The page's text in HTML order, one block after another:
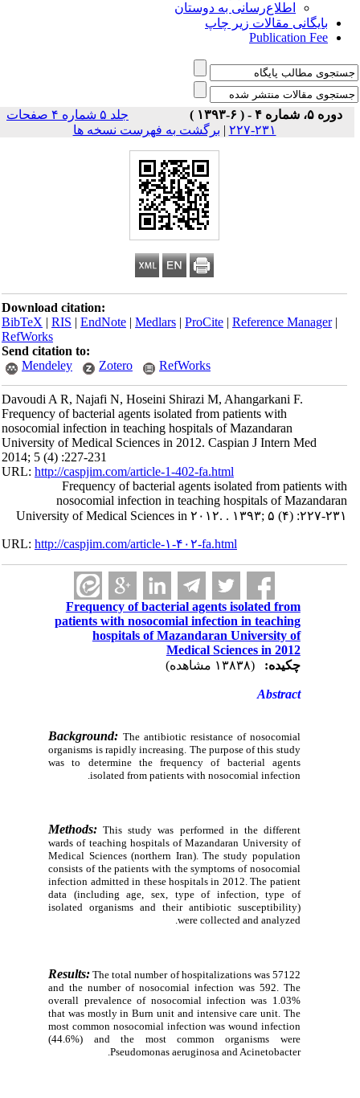
اطلاع‌رسانی به دوستان
بایگانی مقالات زیر چاپ
Publication Fee
دوره ۵، شماره ۴ - ( ۶-۱۳۹۳ )
جلد ۵ شماره ۴ صفحات
۲۳۱-۲۲۷
|برگشت به فهرست نسخه ها
Download citation:
BibTeX|RIS|EndNote|Medlars|ProCite|Reference Manager
RefWorks
Send citation to:
Mendeley
Zotero RefWorks
Davoudi A R, Najafi N, Hoseini Shirazi M, Ahangarkani F.
Frequency of bacterial agents isolated from patients with
nosocomial infection in teaching hospitals of Mazandaran
University of Medical Sciences in 2012. Caspian J Intern Med
2014; 5 (4) :227-231
URL:http://caspjim.com/article-1-402-fa.html
Frequency of bacterial agents isolated from patients with
nosocomial infection in teaching hospitals of Mazandaran
University of Medical Sciences in ۲۰۱۲. . ۱۳۹۳; ۵ (۴) :۲۲۷-۲۳۱
URL:http://caspjim.com/article-۱-۴۰۲-fa.html
Frequency of bacterial agents isolated from
patients with nosocomial infection in teaching
hospitals of Mazandaran University of
Medical Sciences in 2012
چکیده:
Abstract
Background:The antibiotic resistance of nosocomial
organisms is rapidly increasing. The purpose of this study
was to determine the frequency of bacterial agents
isolated from patients with nosocomial infection.
Methods:This study was performed in the different
wards of teaching hospitals of Mazandaran University of
Medical Sciences (northern Iran). The study population
consists of the patients with the symptoms of nosocomial
infection admitted in these hospitals in 2012. The patient
data (including age, sex, type of infection, type of
isolated organisms and their antibiotic susceptibility)
were collected and analyzed.
Results:The total number of hospitalizations was 57122
and the number of nosocomial infection was 592. The
overall prevalence of nosocomial infection was 1.03%
that was mostly in Burn unit and intensive care unit. The
most common nosocomial infection was wound infection
(44.6%) and the most common organisms were
Pseudomonas aeruginosa and Acinetobacter.